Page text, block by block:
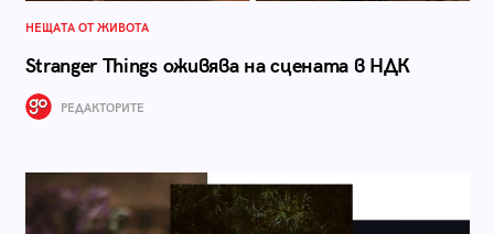
НЕЩАТА ОТ ЖИВОТА
Stranger Things оживява на сцената в НДК
РЕДАКТОРИТЕ